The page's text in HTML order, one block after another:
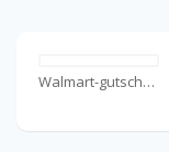
Walmart-gutschein Coupons